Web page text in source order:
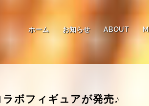
ホーム お知らせ ABOUT
ボフィギュアが発売♪